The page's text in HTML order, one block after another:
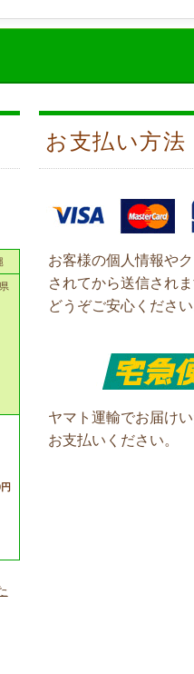
お支払い方法
お客様の個人情報や
されてから送信されま
どうぞご安心ください
ヤマト運輸でお届け
お支払いください。